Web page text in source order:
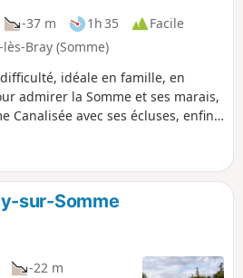
-37 m 1h 35
Facile
Bray (Somme)
idéale en famille, en
admirer la Somme et ses marais,
Canalisée avec ses écluses, enfin
sur-Somme
-22 m